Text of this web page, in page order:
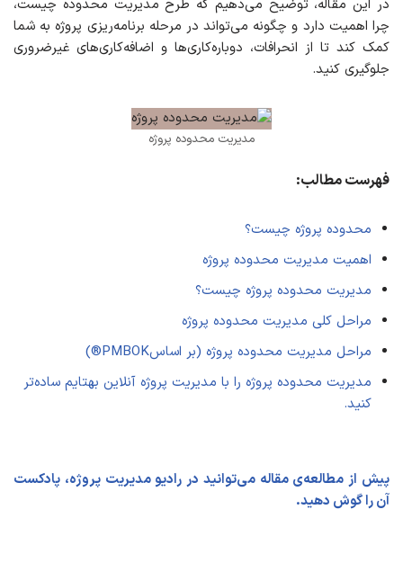
در این مقاله، توضیح می‌دهیم که طرح مدیریت محدوده چیست،
چرا اهمیت دارد و چگونه می‌تواند در مرحله برنامه‌ریزی پروژه به شما
کمک کند تا از انحرافات، دوباره‌کاری‌ها و اضافه‌کاری‌های غیرضروری
جلوگیری کنید.
مدیریت محدوده پروژه
فهرست مطالب:
محدوده پروژه چیست؟
اهمیت مدیریت محدوده پروژه
مدیریت محدوده پروژه چیست؟
مراحل کلی مدیریت محدوده پروژه
مراحل مدیریت محدوده پروژه (بر اساسPMBOK®)
مدیریت محدوده پروژه را با مدیریت پروژه آنلاین بهتایم ساده‌تر
کنید.
پیش از مطالعه‌ی مقاله می‌توانید در رادیو مدیریت پروژه، پادکست
آن را گوش دهید.